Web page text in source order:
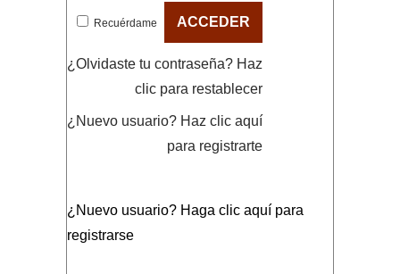
Recuérdame
¿Olvidaste tu contraseña? Haz
clic para restablecer
¿Nuevo usuario? Haz clic aquí
para registrarte
¿Nuevo usuario? Haga clic aquí para
registrarse